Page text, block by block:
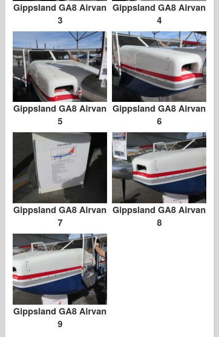
즈베즈다
앨범 사진
산책
책
Dvd
연락처
르 저널
더 키트
Gippsland GA8 Airvan
3
Gippsland GA8 Airvan
4
Gippsland GA8 Airvan
5
Gippsland GA8 Airvan
6
Gippsland GA8 Airvan
7
Gippsland GA8 Airvan
8
Gippsland GA8 Airvan
9